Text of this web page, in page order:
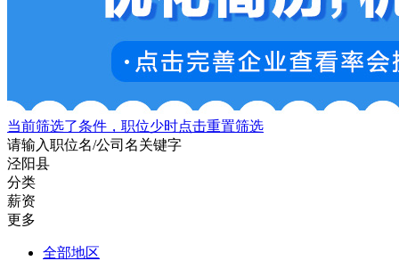
当前筛选了条件，职位少时点击重置筛选
请输入职位名/公司名关键字
泾阳县
分类
薪资
更多
全部地区